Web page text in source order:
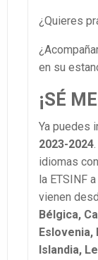
¿Quieres
en su
¡SÉ
Ya puedes
2023-2024
idiomas
la ETSINF
vienen
Bélgica,
Eslovenia,
Islandia,